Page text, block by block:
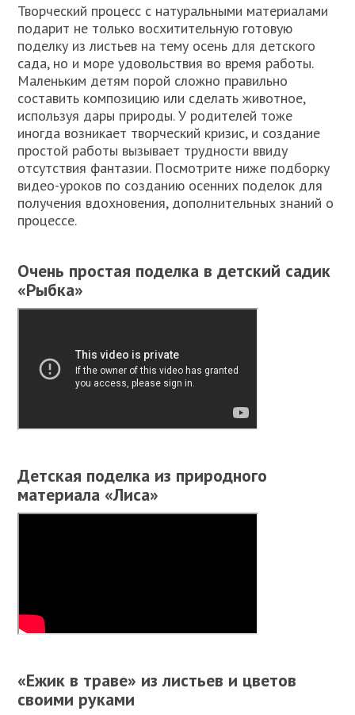
Творческий процесс с натуральными материалами
подарит не только восхитительную готовую
поделку из листьев на тему осень для детского
сада, но и море удовольствия во время работы.
Маленьким детям порой сложно правильно
составить композицию или сделать животное,
используя дары природы. У родителей тоже
иногда возникает творческий кризис, и создание
простой работы вызывает трудности ввиду
отсутствия фантазии. Посмотрите ниже подборку
видео-уроков по созданию осенних поделок для
получения вдохновения, дополнительных знаний о
процессе.
Очень простая поделка в детский садик
«Рыбка»
Детская поделка из природного
материала «Лиса»
«Ежик в траве» из листьев и цветов
своими руками